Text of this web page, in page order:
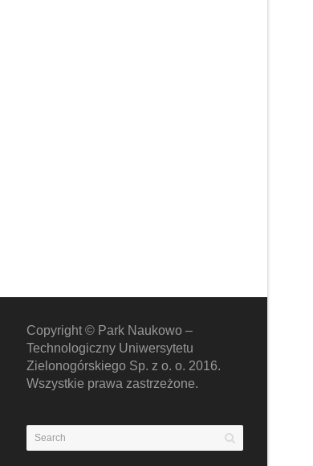
Copyright © Park Naukowo –
Technologiczny Uniwersytetu
Zielonogórskiego Sp. z o. o. 2016.
Wszystkie prawa zastrzeżone.